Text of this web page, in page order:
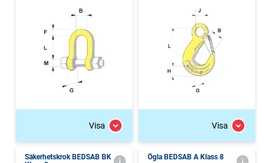
Visa Visa
Säkerhetskrok BEDSAB BK
Ögla BEDSAB A Klass 8